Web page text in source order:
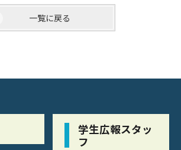
一覧に戻る
学生広報スタッ
フ